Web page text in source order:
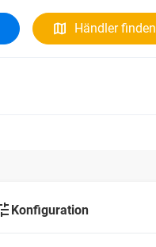
Händler finden
Konfiguration